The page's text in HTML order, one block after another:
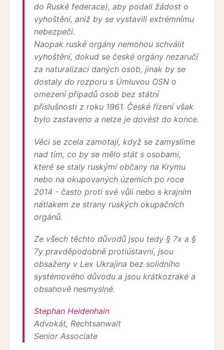
do Ruské federace), aby podali žádost o
vyhoštění, aniž by se vystavili extrémnímu
nebezpečí.
Naopak ruské orgány nemohou schválit
vyhoštění, dokud se české orgány nezaručí
za naturalizaci daných osob, jinak by se
dostaly do rozporu s Úmluvou OSN o
omezení případů osob bez státní
příslušnosti z roku 1961. České řízení však
bylo zastaveno a nelze je dovést do konce.
Věci se zcela zamotají, když se zamyslíme
nad tím, co by se mělo stát s osobami,
které se staly ruskými občany na Krymu
nebo na okupovaných územích po roce
2014 - často proti své vůli nebo s krajním
nátlakem ze strany ruských okupačních
orgánů.
Ze všech těchto důvodů jsou tedy § 7x a §
7y pravděpodobně protiústavní, jsou
obsaženy v Lex Ukrajina bez solidního
systémového důvodu a jsou krátkozraké a
obsahově nesmyslné.
Stephan Heidenhain
Advokát, Rechtsanwalt
Senior Associate